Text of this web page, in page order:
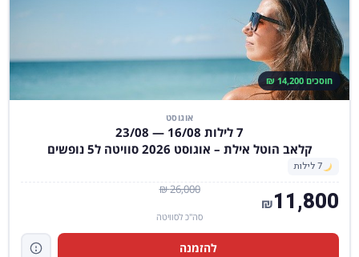
חוסכים 14,200 ₪
אוגוסט
7 לילות 16/08 — 23/08
קלאב הוטל אילת – אוגוסט 2026 סוויטה ל5 נופשים
7 לילות
26,000 ₪ 11,800
₪
סה"כ לסוויטה
להזמנה